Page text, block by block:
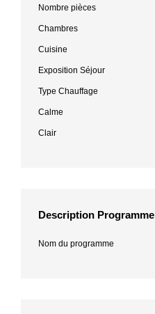
Nombre pièces
Chambres
Cuisine
Exposition Séjour
Type Chauffage
Calme
Clair
Description Programme
Nom du programme